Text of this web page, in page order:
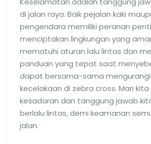
di jalan raya. Baik pejalan kaki
pengendara memiliki peranan
menciptakan lingkungan yang
mematuhi aturan lalu lintas dan
panduan yang tepat saat
dapat bersama-sama
kecelakaan di zebra cross. Mari
kesadaran dan tanggung jawab
berlalu lintas, demi keamanan
jalan.